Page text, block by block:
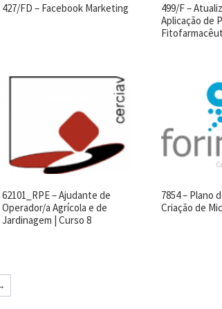
427/FD – Facebook Marketing
499/F –
Aplicação de
62101_RPE – Ajudante de
Operador/a Agrícola e de
Jardinagem | Curso 8
7854 – Plano
Criação de